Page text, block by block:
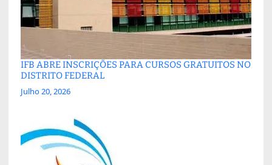
IFB ABRE INSCRIÇÕES PARA CURSOS GRATUITOS NO
DISTRITO FEDERAL
Julho 20, 2026